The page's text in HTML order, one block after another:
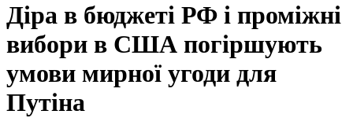
Діра в бюджеті РФ і проміжні
вибори в США погіршують
умови мирної угоди для
Путіна